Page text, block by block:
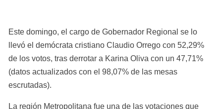
Este domingo, el cargo de Gobernador Regional se lo
llevó el demócrata cristiano Claudio Orrego con 52,29%
de los votos, tras derrotar a Karina Oliva con un 47,71%
(datos actualizados con el 98,07% de las mesas
escrutadas).
La región Metropolitana fue una de las votaciones que